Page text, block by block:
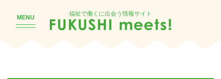
MENU
福祉で働くに出会う情報サイト